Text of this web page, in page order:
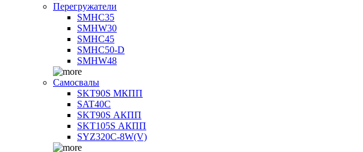
Перегружатели
SMHC35
SMHW30
SMHC45
SMHC50-D
SMHW48
Самосвалы
SKT90S МКПП
SAT40C
SKT90S АКПП
SKT105S АКПП
SYZ320C-8W(V)